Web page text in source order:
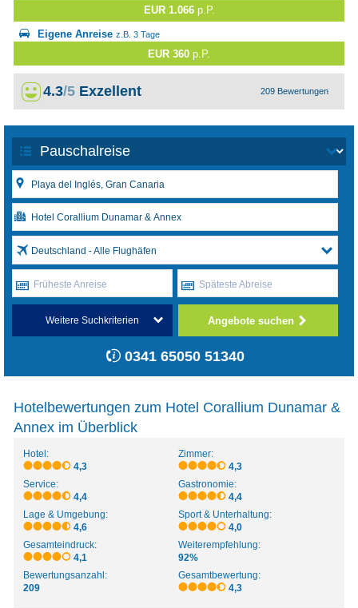
EUR 1.066 p.P.
Eigene Anreise z.B. 3 Tage
EUR 360 p.P.
4.3/5 Exzellent 209 Bewertungen
Deutschland - Alle Flughäfen
Früheste Anreise Späteste Abreise
Weitere Suchkriterien Angebote suchen
0341 65050 51340
Hotelbewertungen zum Hotel Corallium Dunamar &
Annex im Überblick
Hotel:
4,3
Zimmer:
4,3
Service:
4,4
Gastronomie:
4,4
Lage & Umgebung:
4,6
Sport & Unterhaltung:
4,0
Gesamteindruck:
4,1
Weiterempfehlung:
92%
Bewertungsanzahl:
209
Gesamtbewertung:
4,3